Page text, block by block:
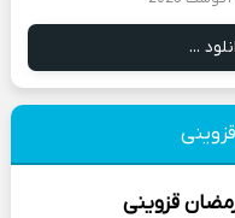
...
قزوینی